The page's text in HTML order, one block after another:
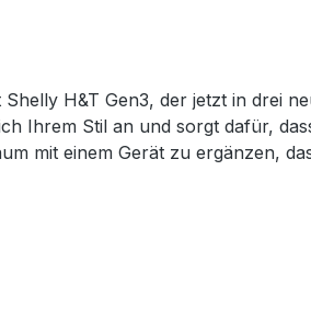
H&T Gen3, der jetzt in drei
Ihrem Stil an und sorgt dafür,
mit einem Gerät zu ergänzen,